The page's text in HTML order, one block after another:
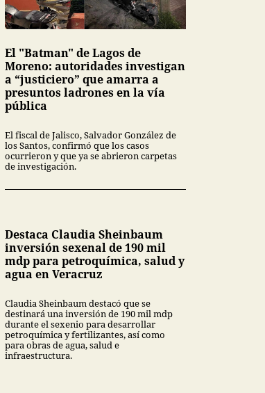
El "Batman" de Lagos de
Moreno: autoridades investigan
a “justiciero” que amarra a
presuntos ladrones en la vía
pública
El fiscal de Jalisco, Salvador González de
los Santos, confirmó que los casos
ocurrieron y que ya se abrieron carpetas
de investigación.
Destaca Claudia Sheinbaum
inversión sexenal de 190 mil
mdp para petroquímica, salud y
agua en Veracruz
Claudia Sheinbaum destacó que se
destinará una inversión de 190 mil mdp
durante el sexenio para desarrollar
petroquímica y fertilizantes, así como
para obras de agua, salud e
infraestructura.